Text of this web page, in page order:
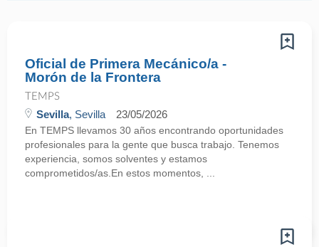
Oficial de Primera Mecánico/a -
Morón de la Frontera
TEMPS
Sevilla, Sevilla 23/05/2026
En TEMPS llevamos 30 años encontrando oportunidades
profesionales para la gente que busca trabajo. Tenemos
experiencia, somos solventes y estamos
comprometidos/as.En estos momentos, ...